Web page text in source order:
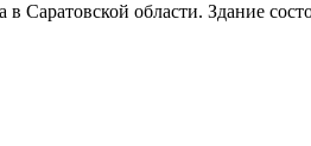
Саратовской области. Здание